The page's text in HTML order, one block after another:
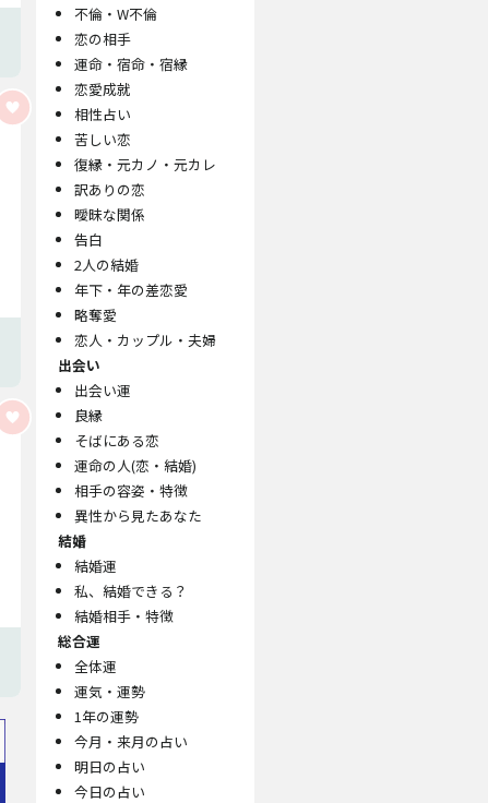
不倫・W不倫
恋の相手
運命・宿命・宿縁
恋愛成就
相性占い
苦しい恋
復縁・元カノ・元カレ
訳ありの恋
曖昧な関係
告白
2人の結婚
年下・年の差恋愛
略奪愛
恋人・カップル・夫婦
出会い
出会い運
良縁
そばにある恋
運命の人(恋・結婚)
相手の容姿・特徴
異性から見たあなた
結婚
結婚運
私、結婚できる？
結婚相手・特徴
総合運
全体運
運気・運勢
1年の運勢
今月・来月の占い
明日の占い
今日の占い